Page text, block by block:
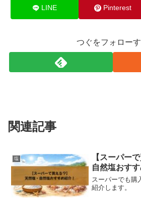
LINE Pinterest
つぐをフォロー
関連記事
塩
【スーパー
自然塩おすす
スーパーでも購
紹介します。